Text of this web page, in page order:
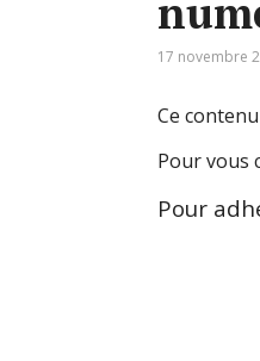
17 novembre
Ce
Pour vous
Pour